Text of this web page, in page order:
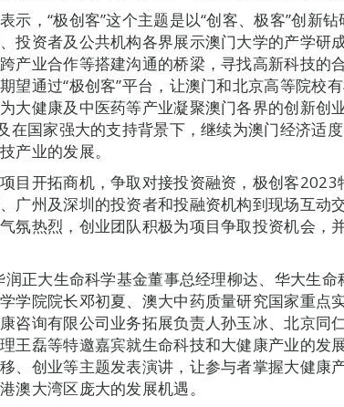
示，“极创客”这个主题是以“创客、极客”创新钻
投资者及公共机构各界展示澳门大学的产学研
产业合作等搭建沟通的桥梁，寻找高新科技的
望通过“极创客”平台，让澳门和北京高等院校
大健康及中医药等产业凝聚澳门各界的创新创
在国家强大的支持背景下，继续为澳门经济适
产业的发展。
目开拓商机，争取对接投资融资，极创客2023
广州及深圳的投资者和投融资机构到现场互动
氛热烈，创业团队积极为项目争取投资机会，
正大生命科学基金董事总经理柳达、华大生命
学院院长邓初夏、澳大中药质量研究国家重点
咨询有限公司业务拓展负责人孙玉冰、北京同
王磊等特邀嘉宾就生命科技和大健康产业的发
、创业等主题发表演讲，让参与者掌握大健康
澳大湾区庞大的发展机遇。